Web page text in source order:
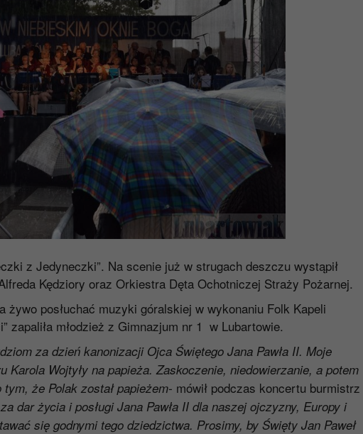
z Jedyneczki”. Na scenie już w strugach deszczu wystąpił
Kędziory oraz Orkiestra Dęta Ochotniczej Straży Pożarnej.
posłuchać muzyki góralskiej w wykonaniu Folk Kapeli
zapaliła młodzież z Gimnazjum nr 1 w Lubartowie.
za dzień kanonizacji Ojca Świętego Jana Pawła II. Moje
Karola Wojtyły na papieża. Zaskoczenie, niedowierzanie, a potem
że Polak został papieżem- mówił podczas koncertu burmistrz
dar życia i posługi Jana Pawła II dla naszej ojczyzny, Europy i
się godnymi tego dziedzictwa. Prosimy, by Święty Jan Paweł